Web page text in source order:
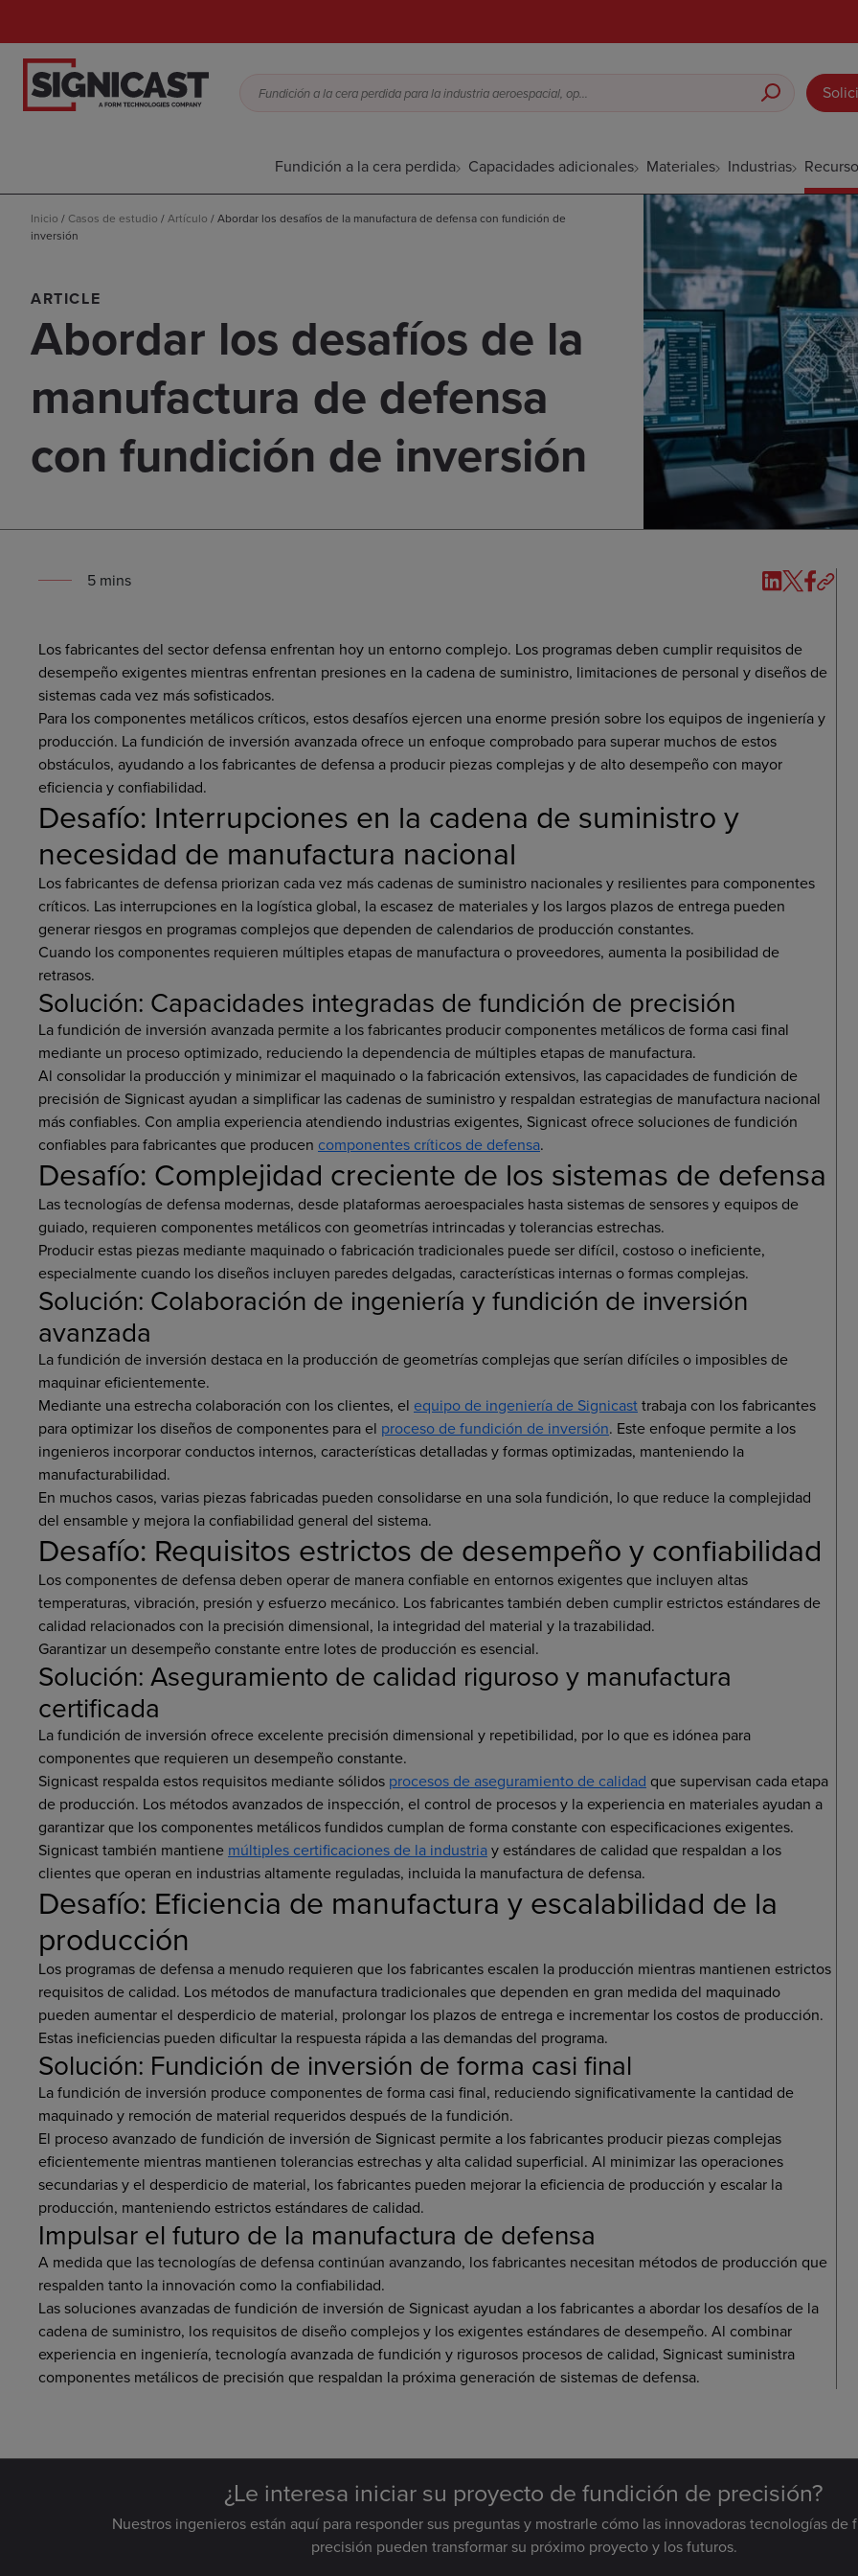
Fundición a la cera perdida para la industria aeroespacial, opciones de acabado superficial, etc.
Fundición a la cera perdida Capacidades adicionales Materiales Industrias
Inicio / Casos de estudio /Artículo /Abordar los desafíos de la manufactura de defensa con fundición de
inversión
ARTICLE
Abordar los desafíos de la
manufactura de defensa
con fundición de inversión
5 mins
Los fabricantes del sector defensa enfrentan hoy un entorno complejo. Los programas deben cumplir requisitos de
desempeño exigentes mientras enfrentan presiones en la cadena de suministro, limitaciones de personal y diseños de
sistemas cada vez más sofisticados.
Para los componentes metálicos críticos, estos desafíos ejercen una enorme presión sobre los equipos de ingeniería y
producción. La fundición de inversión avanzada ofrece un enfoque comprobado para superar muchos de estos
obstáculos, ayudando a los fabricantes de defensa a producir piezas complejas y de alto desempeño con mayor
eficiencia y confiabilidad.
Desafío: Interrupciones en la cadena de suministro y
necesidad de manufactura nacional
Los fabricantes de defensa priorizan cada vez más cadenas de suministro nacionales y resilientes para componentes
críticos. Las interrupciones en la logística global, la escasez de materiales y los largos plazos de entrega pueden
generar riesgos en programas complejos que dependen de calendarios de producción constantes.
Cuando los componentes requieren múltiples etapas de manufactura o proveedores, aumenta la posibilidad de
retrasos.
Solución: Capacidades integradas de fundición de precisión
La fundición de inversión avanzada permite a los fabricantes producir componentes metálicos de forma casi final
mediante un proceso optimizado, reduciendo la dependencia de múltiples etapas de manufactura.
Al consolidar la producción y minimizar el maquinado o la fabricación extensivos, las capacidades de fundición de
precisión de Signicast ayudan a simplificar las cadenas de suministro y respaldan estrategias de manufactura nacional
más confiables. Con amplia experiencia atendiendo industrias exigentes, Signicast ofrece soluciones de fundición
confiables para fabricantes que producen componentes críticos de defensa.
Desafío: Complejidad creciente de los sistemas de defensa
Las tecnologías de defensa modernas, desde plataformas aeroespaciales hasta sistemas de sensores y equipos de
guiado, requieren componentes metálicos con geometrías intrincadas y tolerancias estrechas.
Producir estas piezas mediante maquinado o fabricación tradicionales puede ser difícil, costoso o ineficiente,
especialmente cuando los diseños incluyen paredes delgadas, características internas o formas complejas.
Solución: Colaboración de ingeniería y fundición de inversión
avanzada
La fundición de inversión destaca en la producción de geometrías complejas que serían difíciles o imposibles de
maquinar eficientemente.
Mediante una estrecha colaboración con los clientes, el equipo de ingeniería de Signicasttrabaja con los fabricantes
para optimizar los diseños de componentes para el proceso de fundición de inversión. Este enfoque permite a los
ingenieros incorporar conductos internos, características detalladas y formas optimizadas, manteniendo la
manufacturabilidad.
En muchos casos, varias piezas fabricadas pueden consolidarse en una sola fundición, lo que reduce la complejidad
del ensamble y mejora la confiabilidad general del sistema.
Desafío: Requisitos estrictos de desempeño y confiabilidad
Los componentes de defensa deben operar de manera confiable en entornos exigentes que incluyen altas
temperaturas, vibración, presión y esfuerzo mecánico. Los fabricantes también deben cumplir estrictos estándares de
calidad relacionados con la precisión dimensional, la integridad del material y la trazabilidad.
Garantizar un desempeño constante entre lotes de producción es esencial.
Solución: Aseguramiento de calidad riguroso y manufactura
certificada
La fundición de inversión ofrece excelente precisión dimensional y repetibilidad, por lo que es idónea para
componentes que requieren un desempeño constante.
Signicast respalda estos requisitos mediante sólidos procesos de aseguramiento de calidad que supervisan cada etapa
de producción. Los métodos avanzados de inspección, el control de procesos y la experiencia en materiales ayudan a
garantizar que los componentes metálicos fundidos cumplan de forma constante con especificaciones exigentes.
Signicast también mantiene múltiples certificaciones de la industriay estándares de calidad que respaldan a los
clientes que operan en industrias altamente reguladas, incluida la manufactura de defensa.
Desafío: Eficiencia de manufactura y escalabilidad de la
producción
Los programas de defensa a menudo requieren que los fabricantes escalen la producción mientras mantienen estrictos
requisitos de calidad. Los métodos de manufactura tradicionales que dependen en gran medida del maquinado
pueden aumentar el desperdicio de material, prolongar los plazos de entrega e incrementar los costos de producción.
Estas ineficiencias pueden dificultar la respuesta rápida a las demandas del programa.
Solución: Fundición de inversión de forma casi final
La fundición de inversión produce componentes de forma casi final, reduciendo significativamente la cantidad de
maquinado y remoción de material requeridos después de la fundición.
El proceso avanzado de fundición de inversión de Signicast permite a los fabricantes producir piezas complejas
eficientemente mientras mantienen tolerancias estrechas y alta calidad superficial. Al minimizar las operaciones
secundarias y el desperdicio de material, los fabricantes pueden mejorar la eficiencia de producción y escalar la
producción, manteniendo estrictos estándares de calidad.
Impulsar el futuro de la manufactura de defensa
A medida que las tecnologías de defensa continúan avanzando, los fabricantes necesitan métodos de producción que
respalden tanto la innovación como la confiabilidad.
Las soluciones avanzadas de fundición de inversión de Signicast ayudan a los fabricantes a abordar los desafíos de la
cadena de suministro, los requisitos de diseño complejos y los exigentes estándares de desempeño. Al combinar
experiencia en ingeniería, tecnología avanzada de fundición y rigurosos procesos de calidad, Signicast suministra
componentes metálicos de precisión que respaldan la próxima generación de sistemas de defensa.
¿Le interesa iniciar su proyecto de fundición de precisión?
Nuestros ingenieros están aquí para responder sus preguntas y mostrarle cómo las innovadoras tecnologías de
precisión pueden transformar su próximo proyecto y los futuros.